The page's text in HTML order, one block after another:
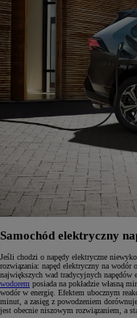
Samochód elektryczny
Jeśli chodzi o napędy elektryczne
rozwiązania: napęd elektryczny na wodór
największych wad tradycyjnych napędów
wodorem posiada na pokładzie własną
wodór w energię. Efektem ubocznym
minut, a zasięg z powodzeniem
jest obecnie niszowym rozwiązaniem, a